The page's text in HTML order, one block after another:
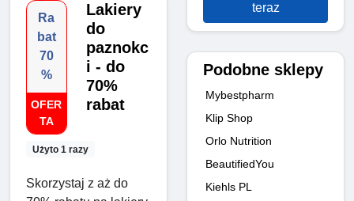
Ra
bat
70
%
OFER
TA
Użyto 1 razy
Lakiery
do
paznokc
i - do
70%
rabat
Skorzystaj z aż do
teraz
Podobne sklepy
Mybestpharm
Klip Shop
Orlo Nutrition
BeautifiedYou
Kiehls PL